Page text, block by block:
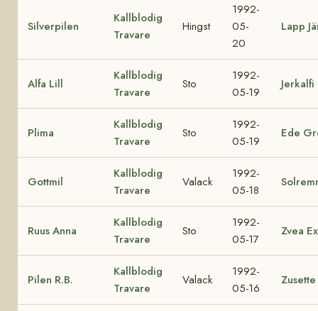
Silverpilen
Kallblodig
Travare
Hingst
1992-
05-
20
Lapp
Alfa Lill
Kallblodig
Travare
Sto
1992-
05-19
Jerkalfi
Plima
Kallblodig
Travare
Sto
1992-
05-19
Ede
Gottmil
Kallblodig
Travare
Valack
1992-
05-18
Ruus Anna
Kallblodig
Travare
Sto
1992-
05-17
Zvea
Pilen R.B.
Kallblodig
Travare
Valack
1992-
05-16
Zusette